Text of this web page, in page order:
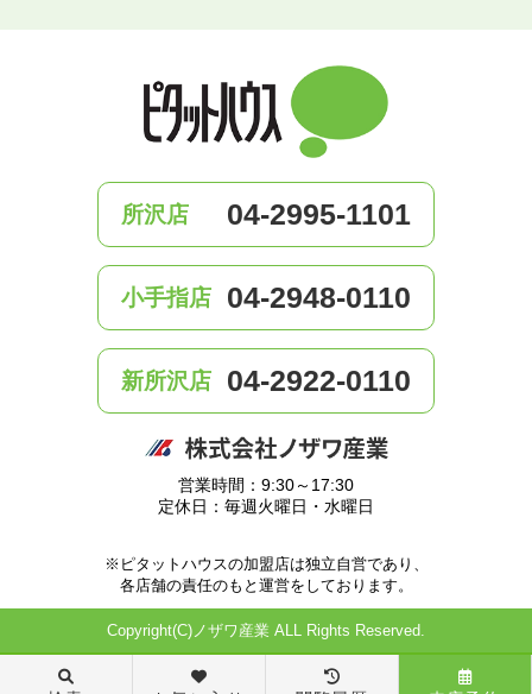
所沢店 04-2995-1101
小手指店 04-2948-0110
新所沢店 04-2922-0110
営業時間：9:30～17:30
定休日：毎週火曜日・水曜日
※ピタットハウスの加盟店は独立自営であり、
各店舗の責任のもと運営をしております。
Copyright(C)ノザワ産業 ALL Rights Reserved.